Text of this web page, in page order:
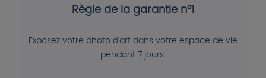
Règle de la garantie n°1
Exposez votre photo d'art dans votre espace de vie
pendant 7 jours.